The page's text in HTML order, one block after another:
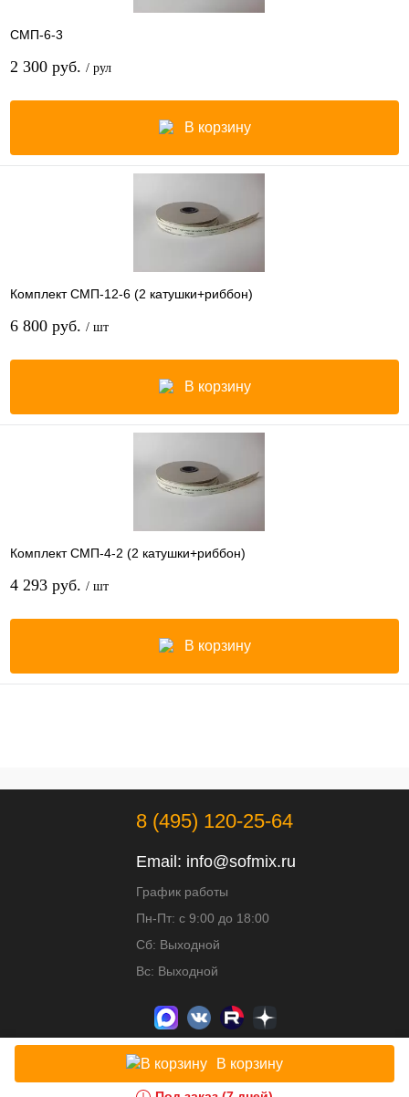
СМП-6-3
2 300 руб. / рул
В корзину
Комплект СМП-12-6 (2 катушки+риббон)
6 800 руб. / шт
В корзину
Комплект СМП-4-2 (2 катушки+риббон)
4 293 руб. / шт
В корзину
8 (495) 120-25-64
Email: info@sofmix.ru
График работы
Пн-Пт: с 9:00 до 18:00
Сб: Выходной
Вс: Выходной
В корзину